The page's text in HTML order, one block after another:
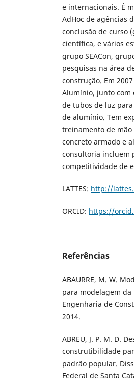
e internacionais. É
AdHoc de agências
conclusão de curso
científica, e vários
grupo SEACon,
pesquisas na área
construção. Em
Alumínio, junto com
de tubos de luz
de alumínio. Tem
treinamento de mão
concreto armado e
consultoria incluem
competitividade de
LATTES: http://
ORCID: https://
Referências
ABAURRE, M. W.
para modelagem da
Engenharia de
2014.
ABREU, J. P. M. D.
construtibilidade
padrão popular.
Federal de Santa